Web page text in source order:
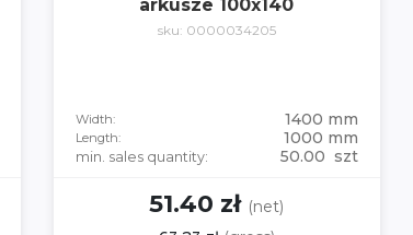
arkusze 100x140
sku: 0000034205
Width: 1400 mm
Length: 1000 mm
min. sales quantity: 50.00 szt
51.40 zł (net)